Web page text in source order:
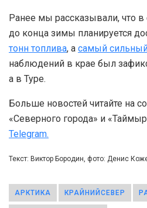
Ранее мы рассказывали, что
до конца зимы планируется
тонн топлива, а самый
наблюдений в крае был
а в Туре.
Больше новостей читайте на
«Северного города» и
Telegram.
Текст: Виктор Бородин, фото: Денис
АРКТИКА КРАЙНИЙСЕВЕР